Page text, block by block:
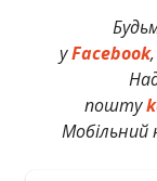
уFacebook,
пошту
Мобільний